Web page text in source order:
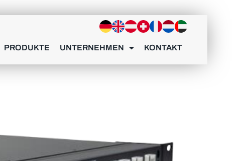
PRODUKTE UNTERNEHMEN KONTAKT